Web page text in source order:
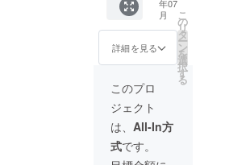
丈52
140 身
幅 40 着
丈55 超
デニ
ム サ
イズ表
をご参
考にお
選び下
さい ご
定！ ※
それぞ
れのカ
ラー、
ては個
別に
メール
にて、
ご連絡
させて
いただ
他の方
が購入
される
度に新
しく作
られま
す
（笑）
菊池さ
んは割
引き無
しです
代わり
年07
月
詳細を見る
こ
の
リ
タ
ー
ン
を
選
択
す
る
このプロ
ジェクト
は、 All-In方
式です。